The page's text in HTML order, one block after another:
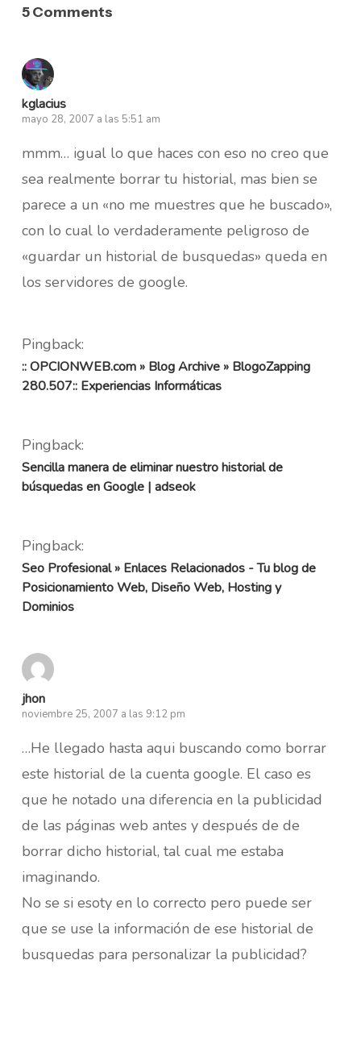
5 Comments
kglacius
mayo 28, 2007 a las 5:51 am
mmm… igual lo que haces con eso no creo que
sea realmente borrar tu historial, mas bien se
parece a un «no me muestres que he buscado»,
con lo cual lo verdaderamente peligroso de
«guardar un historial de busquedas» queda en
los servidores de google.
Pingback:
:: OPCIONWEB.com » Blog Archive » BlogoZapping
280.507:: Experiencias Informáticas
Pingback:
Sencilla manera de eliminar nuestro historial de
búsquedas en Google | adseok
Pingback:
Seo Profesional » Enlaces Relacionados - Tu blog de
Posicionamiento Web, Diseño Web, Hosting y
Dominios
jhon
noviembre 25, 2007 a las 9:12 pm
…He llegado hasta aqui buscando como borrar
este historial de la cuenta google. El caso es
que he notado una diferencia en la publicidad
de las páginas web antes y después de de
borrar dicho historial, tal cual me estaba
imaginando.
No se si esoty en lo correcto pero puede ser
que se use la información de ese historial de
busquedas para personalizar la publicidad?